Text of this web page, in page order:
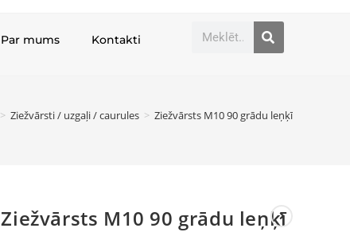
Par mums Kontakti
> Ziežvārsti / uzgaļi / caurules > Ziežvārsts M10 90 grādu leņķī
Ziežvārsts M10 90 grādu leņķī